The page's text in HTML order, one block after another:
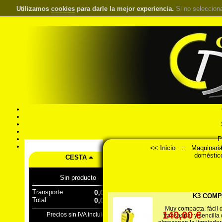
Utilizamos cookies para darle la mejor experiencia. Si no
CESTA
Sin producto
Transporte
0,00 €
Total 0,00 €
Precios sin IVA incluido
<< Inicio ::
K3
Muy compacta, fácil
transportar y sencilla
140,00 €